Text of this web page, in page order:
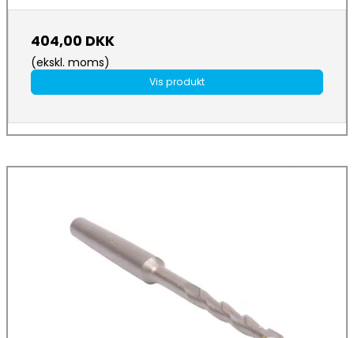
404,00 DKK
(ekskl. moms)
Vis produkt